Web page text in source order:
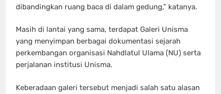
dibandingkan ruang baca di dalam gedung,” katanya.
Masih di lantai yang sama, terdapat Galeri Unisma
yang menyimpan berbagai dokumentasi sejarah
perkembangan organisasi Nahdlatul Ulama (NU) serta
perjalanan institusi Unisma.
Keberadaan galeri tersebut menjadi salah satu alasan